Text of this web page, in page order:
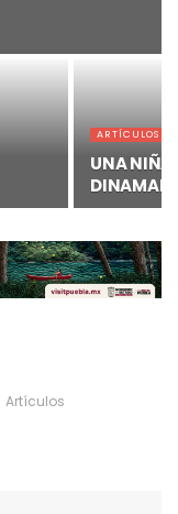
ARTÍCULOS
UNA NIÑA
Artículos